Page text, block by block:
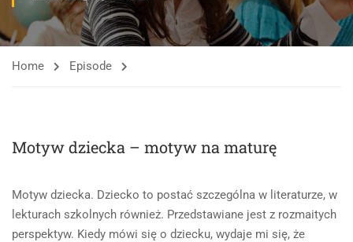
Home Episode
Motyw dziecka – motyw na maturę
Motyw dziecka. Dziecko to postać szczególna w literaturze, w
lekturach szkolnych również. Przedstawiane jest z rozmaitych
perspektyw. Kiedy mówi się o dziecku, wydaje mi się, że